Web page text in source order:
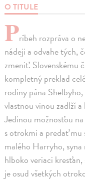
O TITULE
Príbeh rozpráva o
nádeji a odvahe tých,
zmeniť. Slovenskému
kompletný preklad
rodiny pána
vlastnou vinou zadlží
Jedinou možnosťou
s otrokmi a predať mu
malého Harryho,
hlboko veriaci
je osud všetkých